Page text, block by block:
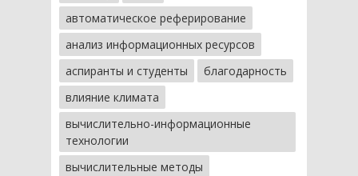
автоматическое реферирование
анализ информационных ресурсов
аспиранты и студенты
благодарность
влияние климата
вычислительно-информационные
технологии
вычислительные методы